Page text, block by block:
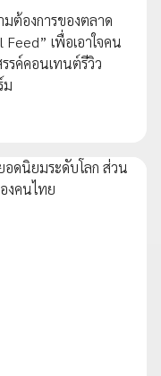
ต้องการของตลาด
เพื่อเอาใจคน
รรค์คอนเทนต์รีวิว
ม